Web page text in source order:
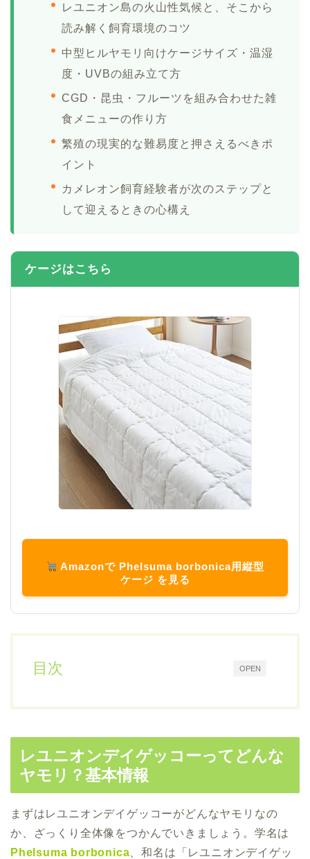
レユニオン島の火山性気候と、そこから
読み解く飼育環境のコツ
中型ヒルヤモリ向けケージサイズ・温湿
度・UVBの組み立て方
CGD・昆虫・フルーツを組み合わせた雑
食メニューの作り方
繁殖の現実的な難易度と押さえるべきポ
イント
カメレオン飼育経験者が次のステップと
して迎えるときの心構え
ケージはこちら
Amazonで Phelsuma borbonica用縦型
ケージ を見る
OPEN
目次
レユニオンデイゲッコーってどんな
ヤモリ？基本情報
まずはレユニオンデイゲッコーがどんなヤモリなの
か、ざっくり全体像をつかんでいきましょう。学名は
Phelsuma borbonica 、和名は「レユニオンデイゲッ